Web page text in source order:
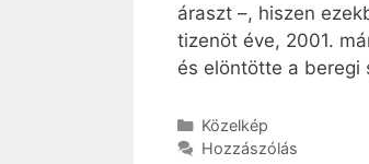
áraszt –, hiszen
tizenöt éve, 2001.
és elöntötte a beregi
Kategória
Közelkép
Hozzászólás